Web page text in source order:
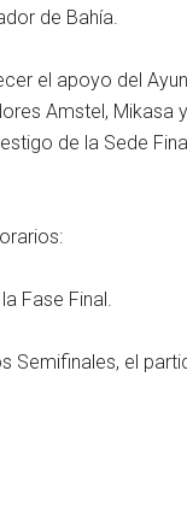
de Bahía.
el apoyo del
Amstel, Mikasa
de la Sede
Fase Final.
Semifinales, el